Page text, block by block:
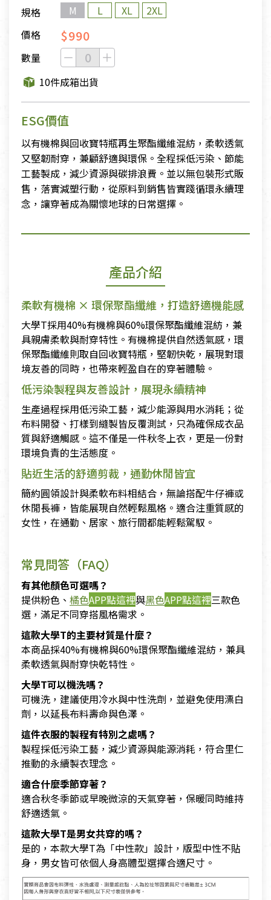
規格
M L XL
2XL
價格
$990
數量
10件成箱出貨
ESG價值
以有機棉與回收寶特瓶再生聚酯纖維混紡，柔軟透氣
又堅韌耐穿，兼顧舒適與環保。全程採低污染、節能
工藝製成，減少資源與碳排浪費。並以無包裝形式販
售，落實減塑行動，從原料到銷售皆實踐循環永續理
念，讓穿著成為關懷地球的日常選擇。
產品介紹
柔軟有機棉 × 環保聚酯纖維，打造舒適機能感
大學T採用40%有機棉與60%環保聚酯纖維混紡，兼
具親膚柔軟與耐穿特性。有機棉提供自然透氣感，環
保聚酯纖維則取自回收寶特瓶，堅韌快乾，展現對環
境友善的同時，也帶來輕盈自在的穿著體驗。
低污染製程與友善設計，展現永續精神
生產過程採用低污染工藝，減少能源與用水消耗；從
布料開發、打樣到縫製皆反覆測試，只為確保成衣品
質與舒適觸感。這不僅是一件秋冬上衣，更是一份對
環境負責的生活態度。
貼近生活的舒適剪裁，通勤休閒皆宜
簡約圓領設計與柔軟布料相結合，無論搭配牛仔褲或
休閒長褲，皆能展現自然輕鬆風格。適合注重質感的
女性，在通勤、居家、旅行間都能輕鬆駕馭。
常見問答（FAQ）
有其他顏色可選嗎？
提供粉色、 橘色APP點這裡與黑色APP點這裡三款色
選，滿足不同穿搭風格需求。
這款大學T的主要材質是什麼？
本商品採40%有機棉與60%環保聚酯纖維混紡，兼具
柔軟透氣與耐穿快乾特性。
大學T可以機洗嗎？
可機洗，建議使用冷水與中性洗劑，並避免使用漂白
劑，以延長布料壽命與色澤。
這件衣服的製程有特別之處嗎？
製程採低污染工藝，減少資源與能源消耗，符合里仁
推動的永續製衣理念。
適合什麼季節穿著？
適合秋冬季節或早晚微涼的天氣穿著，保暖同時維持
舒適透氣。
這款大學T是男女共穿的嗎？
是的，本款大學T為「中性款」設計，版型中性不貼
身，男女皆可依個人身高體型選擇合適尺寸。